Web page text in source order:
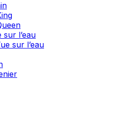
l’eau
sur l’eau